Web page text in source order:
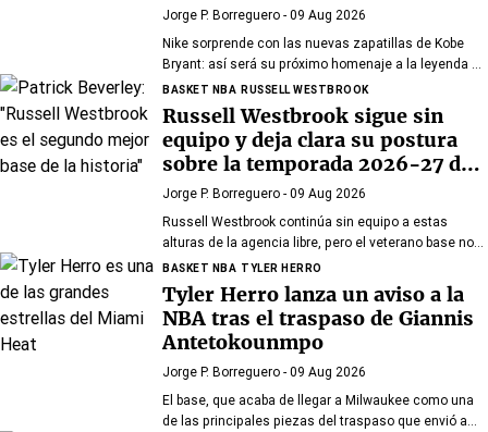
Jorge P. Borreguero - 09 Aug 2026
Nike sorprende con las nuevas zapatillas de Kobe
Bryant: así será su próximo homenaje a la leyenda de
los Lakers
BASKET NBA RUSSELL WESTBROOK
Russell Westbrook sigue sin
equipo y deja clara su postura
sobre la temporada 2026-27 de
la NBA
Jorge P. Borreguero - 09 Aug 2026
Russell Westbrook continúa sin equipo a estas
alturas de la agencia libre, pero el veterano base no
parece preocupado por la situación
BASKET NBA TYLER HERRO
Tyler Herro lanza un aviso a la
NBA tras el traspaso de Giannis
Antetokounmpo
Jorge P. Borreguero - 09 Aug 2026
El base, que acaba de llegar a Milwaukee como una
de las principales piezas del traspaso que envió a